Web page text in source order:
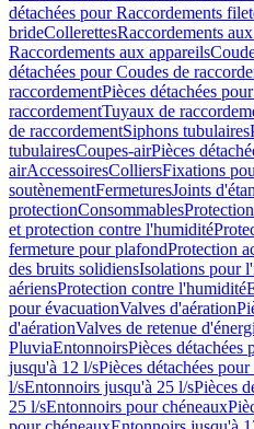
détachées pour Raccordements
brideCollerettesRaccordements
Raccordements aux appareils
détachées pour Coudes de
raccordementPièces détachées
raccordementTuyaux de
de raccordementSiphons tubulaires
tubulairesCoupes-airPièces
airAccessoiresColliersFixations
soutènementFermeturesJoints
protectionConsommables
et protection contre l'humidité
fermeture pour plafondProtection
des bruits solidiensIsolations pour
aériensProtection contre l'humidité
pour évacuationValves d'aération
d'aérationValves de retenue
PluviaEntonnoirsPièces détachées
jusqu'à 12 l/sPièces détachées
l/sEntonnoirs jusqu'à 25 l/sPièces
25 l/sEntonnoirs pour chéneaux